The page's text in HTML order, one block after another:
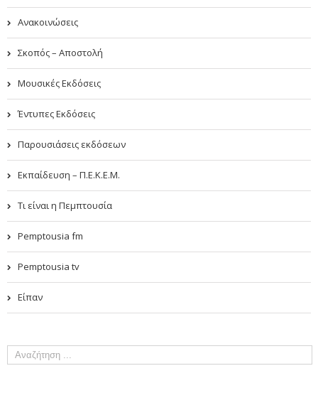
Ανακοινώσεις
Σκοπός – Αποστολή
Μουσικές Εκδόσεις
Έντυπες Εκδόσεις
Παρουσιάσεις εκδόσεων
Εκπαίδευση – Π.Ε.Κ.Ε.Μ.
Τι είναι η Πεμπτουσία
Pemptousia fm
Pemptousia tv
Είπαν